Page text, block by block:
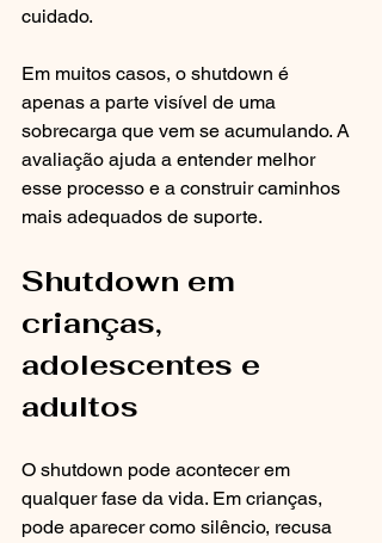
cuidado.
Em muitos casos, o shutdown é
apenas a parte visível de uma
sobrecarga que vem se acumulando. A
avaliação ajuda a entender melhor
esse processo e a construir caminhos
mais adequados de suporte.
Shutdown em
crianças,
adolescentes e
adultos
O shutdown pode acontecer em
qualquer fase da vida. Em crianças,
pode aparecer como silêncio, recusa